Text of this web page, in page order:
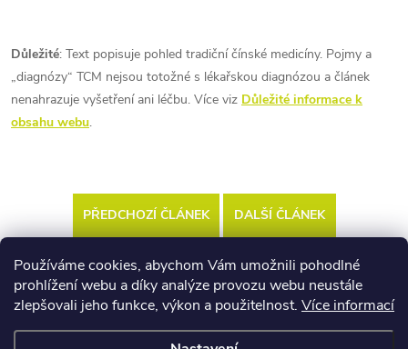
Používáme cookies, abychom Vám umožnili pohodlné
prohlížení webu a díky analýze provozu webu neustále
zlepšovali jeho funkce, výkon a použitelnost. Více informací
Důležité: Text popisuje pohled tradiční čínské medicíny. Pojmy a
„diagnózy“ TCM nejsou totožné s lékařskou diagnózou a článek
nenahrazuje vyšetření ani léčbu. Více viz Důležité informace k
obsahu webu.
PŘEDCHOZÍ ČLÁNEK DALŠÍ ČLÁNEK